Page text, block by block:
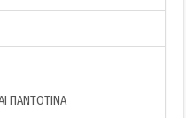
ΠΑΝΤΟΤΙΝΑ